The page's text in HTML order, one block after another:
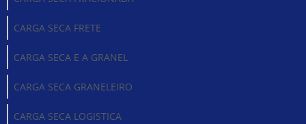
CARGA SECA FRETE
CARGA SECA E A GRANEL
CARGA SECA GRANELEIRO
CARGA SECA LOGISTICA